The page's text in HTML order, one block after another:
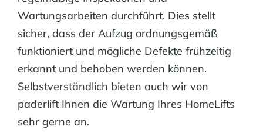
Wartungsarbeiten durchführt. Dies stellt
sicher, dass der Aufzug ordnungsgemäß
funktioniert und mögliche Defekte frühzeitig
erkannt und behoben werden können.
Selbstverständlich bieten auch wir von
paderlift Ihnen die Wartung Ihres HomeLifts
sehr gerne an.